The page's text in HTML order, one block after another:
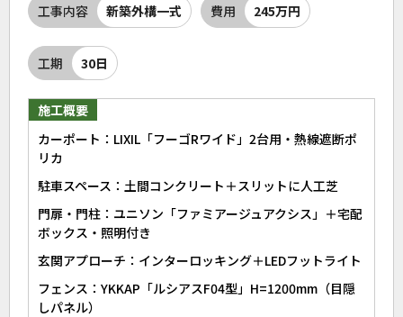
工事内容 新築外構一式 費用 245万円
工期 30日
施工概要
カーポート：LIXIL「フーゴRワイド」2台用・熱線遮断ポ
リカ
駐車スペース：土間コンクリート＋スリットに人工芝
門扉・門柱：ユニソン「ファミアージュアクシス」＋宅配
ボックス・照明付き
玄関アプローチ：インターロッキング＋LEDフットライト
フェンス：YKKAP「ルシアスF04型」H=1200mm（目隠
しパネル）